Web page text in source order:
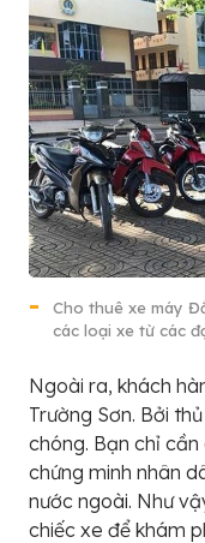
Cho thuê xe máy
các loại xe từ các
Ngoài ra, khách
Trường Sơn. Bởi
chóng. Bạn chỉ
chứng minh nhân
nước ngoài. Như
chiếc xe để khám